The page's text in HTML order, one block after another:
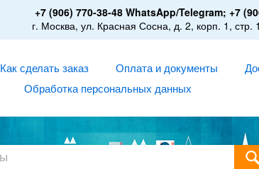
+7 (906) 770-38-48 WhatsApp/Telegram; +7
г. Москва, ул. Красная Сосна, д. 2, корп. 1, стр.
Как сделать заказ Оплата и документы
Обработка персональных данных